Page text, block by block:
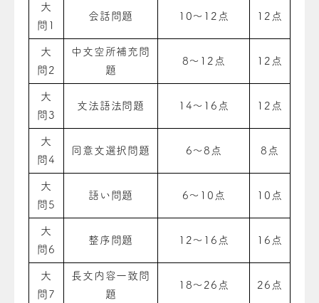
大
問1
会話問題 10～12点 12点
大
問2
中文空所補充問
題
8～12点 12点
大
問3
文法語法問題 14～16点 12点
大
問4
同意文選択問題 6～8点 8点
大
問5
語い問題 6～10点 10点
大
問6
整序問題 12～16点 16点
大
問7
長文内容一致問
題
18～26点 26点